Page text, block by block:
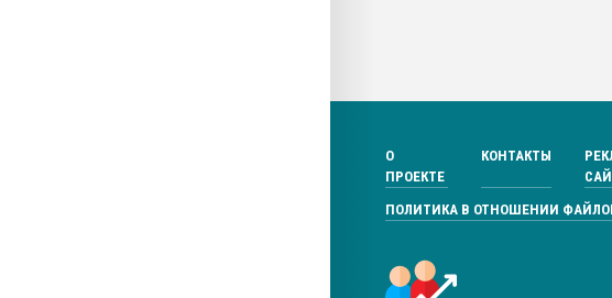
О
ПРОЕКТЕ
КОНТАКТЫ
ПОЛИТИКА В ОТНОШЕНИИ ФАЙЛОВ